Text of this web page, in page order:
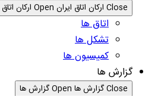
Close ارکان اتاق ایران Open ارکان اتاق ایران
اتاق ها
تشکل ها
کمیسیون ها
گزارش ها
Close گزارش ها Open گزارش ها